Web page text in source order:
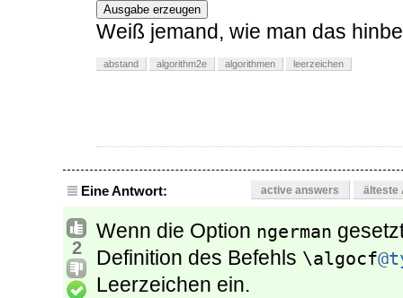
Ausgabe erzeugen
Weiß jemand, wie man das
abstand algorithm2e algorithmen leerzeichen
Eine Antwort: active answers älteste
2
Wenn die Option ngerman
Definition des Befehls \algocf
Leerzeichen ein.